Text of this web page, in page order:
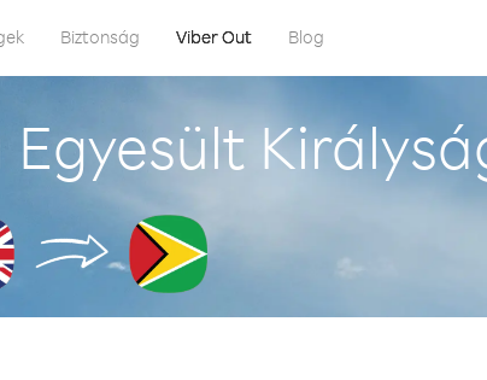
Biztonság Viber Out Blog